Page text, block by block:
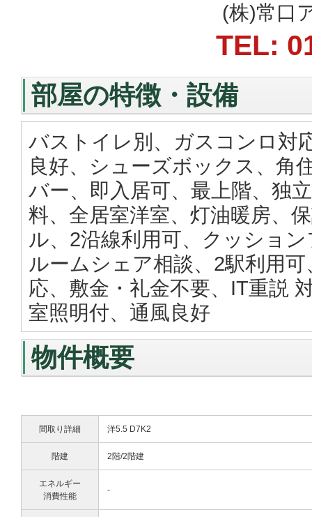
(株)常口
TEL:
部屋の特徴・設備
バストイレ別、ガスコンロ対
良好、シューズボックス、角
バー、即入居可、最上階、独
料、全居室洋室、灯油暖房、
ル、2沿線利用可、クッショ
ルームシェア相談、2駅利用
応、敷金・礼金不要、IT重説
室照明付、通風良好
物件概要
間取り詳細 洋5.5 D7K2
階建 2階/2階建
エネルギー
消費性能
-